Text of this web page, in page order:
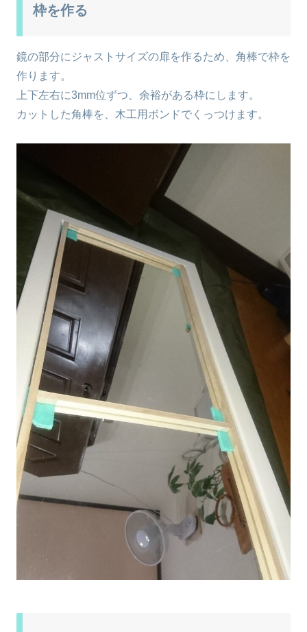
枠を作る
鏡の部分にジャストサイズの扉を作るため、角棒で枠を
作ります。
上下左右に3mm位ずつ、余裕がある枠にします。
カットした角棒を、木工用ボンドでくっつけます。